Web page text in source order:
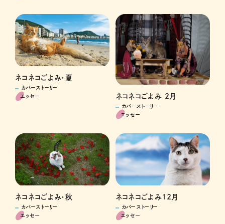
ネコネコごよみ・夏
カバーストーリー
エッセー
ネコネコごよみ 2月
カバーストーリー
エッセー
ネコネコごよみ・秋
カバーストーリー
エッセー
ネコネコごよみ12月
カバーストーリー
エッセー